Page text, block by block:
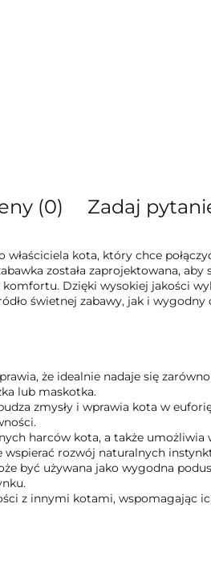
(0) Zadaj
kota, który chce
została zaprojektowana, aby
Dzięki wysokiej jakości
świetnej zabawy, jak i
że idealnie nadaje się
lub maskotka.
zmysły i wprawia kota w
harców kota, a także umożliwia
rozwój naturalnych
być używana jako wygodna
z innymi kotami, wspomagając